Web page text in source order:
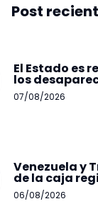
Post
El Estado es
los
07/08/2026
Venezuela y
de la caja
06/08/2026